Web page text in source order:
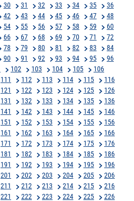
30 31 32 33 34 35
36
42 43 44 45 46 47
48
54 55 56 57 58 59
60
66 67 68 69 70 71
72
78 79 80 81 82 83
84
90 91 92 93 94 95
96
102 103 104 105
106
111 112 113 114 115
116
121 122 123 124 125
126
131 132 133 134 135
136
141 142 143 144 145
146
151 152 153 154 155
156
161 162 163 164 165
166
171 172 173 174 175
176
181 182 183 184 185
186
191 192 193 194 195
196
201 202 203 204 205
206
211 212 213 214 215
216
221 222 223 224 225
226